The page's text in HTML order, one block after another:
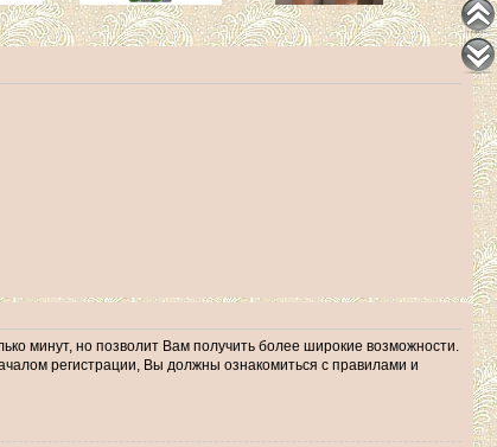
минут, но позволит Вам получить более широкие возможности.
регистрации, Вы должны ознакомиться с правилами и